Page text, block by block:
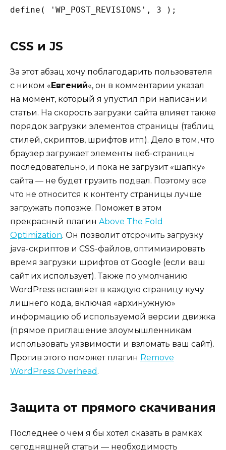
define( 'WP_POST_REVISIONS', 3 );
CSS и JS
За этот абзац хочу поблагодарить пользователя
с ником «Евгений«, он в комментарии указал
на момент, который я упустил при написании
статьи. На скорость загрузки сайта влияет также
порядок загрузки элементов страницы (таблиц
стилей, скриптов, шрифтов итп). Дело в том, что
браузер загружает элементы веб-страницы
последовательно, и пока не загрузит «шапку»
сайта — не будет грузить подвал. Поэтому все
что не относится к контенту страницы лучше
загружать попозже. Поможет в этом
прекрасный плагин Above The Fold
Optimization. Он позволит отсрочить загрузку
java-скриптов и CSS-файлов, оптимизировать
время загрузки шрифтов от Google (если ваш
сайт их использует). Также по умолчанию
WordPress вставляет в каждую страницу кучу
лишнего кода, включая «архинужную»
информацию об используемой версии движка
(прямое приглашение злоумышленникам
использовать уязвимости и взломать ваш сайт).
Против этого поможет плагин Remove
WordPress Overhead .
Защита от прямого скачивания
Последнее о чем я бы хотел сказать в рамках
сегодняшней статьи — необходимость